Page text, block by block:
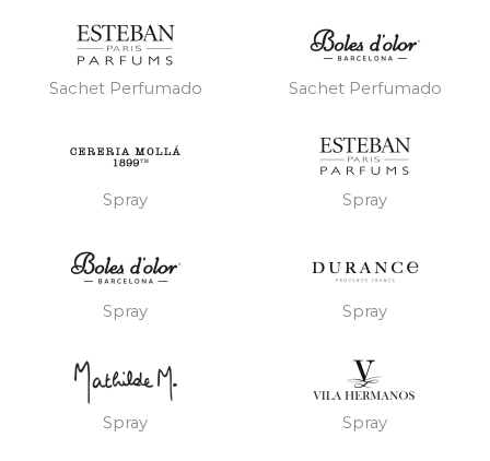
Sachet Perfumado Sachet Perfumado
Spray Spray
Spray Spray
Spray Spray